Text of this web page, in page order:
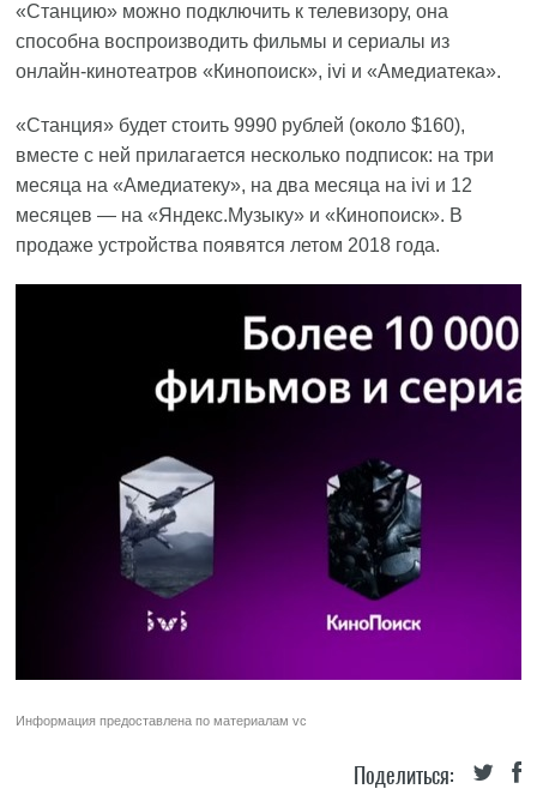
«Станцию» можно подключить к телевизору, она
способна воспроизводить фильмы и сериалы из
онлайн-кинотеатров «Кинопоиск», ivi и «Амедиатека».
«Станция» будет стоить 9990 рублей (около $160),
вместе с ней прилагается несколько подписок: на три
месяца на «Амедиатеку», на два месяца на ivi и 12
месяцев — на «Яндекс.Музыку» и «Кинопоиск». В
продаже устройства появятся летом 2018 года.
Информация предоставлена по материаламvc
Поделиться: